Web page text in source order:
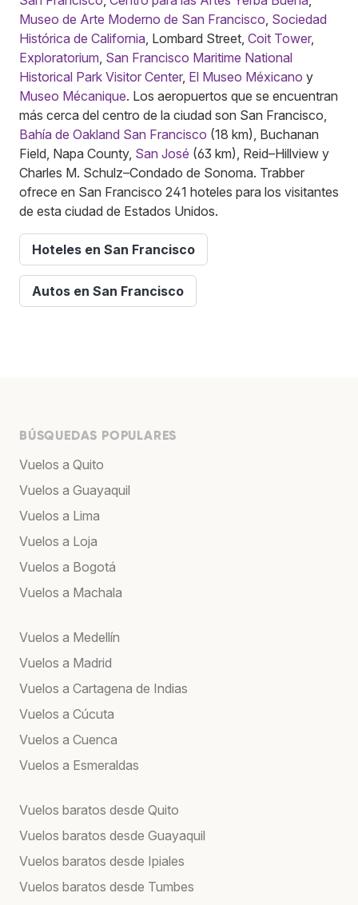
Museo de Arte Moderno de San Francisco Sociedad
Histórica de California , Lombard Street, Coit Tower,
Exploratorium San Francisco Maritime National
Historical Park Visitor Center, El Museo Méxicano y
Museo Mécanique. Los aeropuertos que se encuentran
más cerca del centro de la ciudad son San Francisco,
Bahía de Oakland San Francisco (18 km), Buchanan
Field, Napa County, San José (63 km), Reid–Hillview y
Charles M. Schulz–Condado de Sonoma. Trabber
ofrece en San Francisco 241 hoteles para los visitantes
de esta ciudad de Estados Unidos.
Hoteles en San Francisco
Autos en San Francisco
BÚSQUEDAS POPULARES
Vuelos a Quito
Vuelos a Guayaquil
Vuelos a Lima
Vuelos a Loja
Vuelos a Bogotá
Vuelos a Machala
Vuelos a Medellín
Vuelos a Madrid
Vuelos a Cartagena de Indias
Vuelos a Cúcuta
Vuelos a Cuenca
Vuelos a Esmeraldas
Vuelos baratos desde Quito
Vuelos baratos desde Guayaquil
Vuelos baratos desde Ipiales
Vuelos baratos desde Tumbes